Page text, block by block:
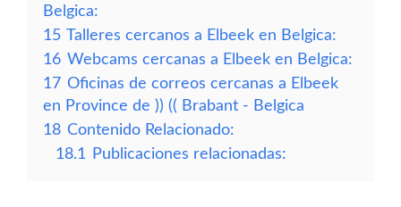
Belgica:
15 Talleres cercanos a Elbeek en Belgica:
16 Webcams cercanas a Elbeek en Belgica:
17 Oficinas de correos cercanas a Elbeek
en Province de )) (( Brabant - Belgica
18 Contenido Relacionado:
18.1
Publicaciones relacionadas: